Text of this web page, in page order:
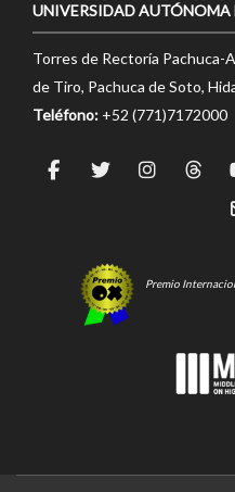
UNIVERSIDAD AUTÓNOMA
Torres de Rectoría Pachuca-
de Tiro, Pachuca de Soto,
Teléfono: +52 (771)7172000
Premio